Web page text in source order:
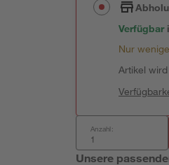
Verfügbar
Nur
Artikel
Anzahl:
Unsere